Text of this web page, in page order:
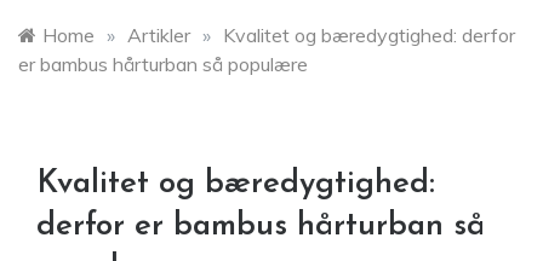
Home » Artikler » Kvalitet og bæredygtighed: derfor
er bambus hårturban så populære
Kvalitet og bæredygtighed:
derfor er bambus hårturban så